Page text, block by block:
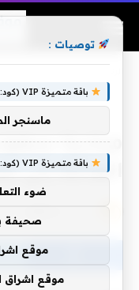
مبادرة سعودية
مبادرة
العامة إلى
توصيات :
باقة متميزة VIP (كود: AA26790):
ماسنجر
باقة متميزة VIP (كود: AA35872):
ضوء
صحيفة
موقع
موقع اشراق